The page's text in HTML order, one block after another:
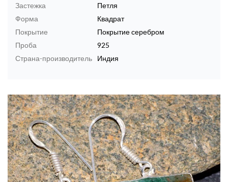
Застежка
Петля
Форма
Квадрат
Покрытие
Покрытие серебром
Проба
925
Страна-производитель
Индия